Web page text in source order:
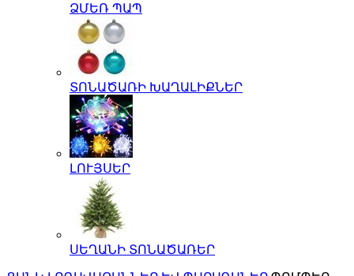
ՁՄԵՌ ՊԱՊ
ՏՈՆԱԾԱՌԻ ԽԱՂԱԼԻՔՆԵՐ
ԼՈՒՅՍԵՐ
ՍԵՂԱՆԻ ՏՈՆԱԾԱՌԵՐ